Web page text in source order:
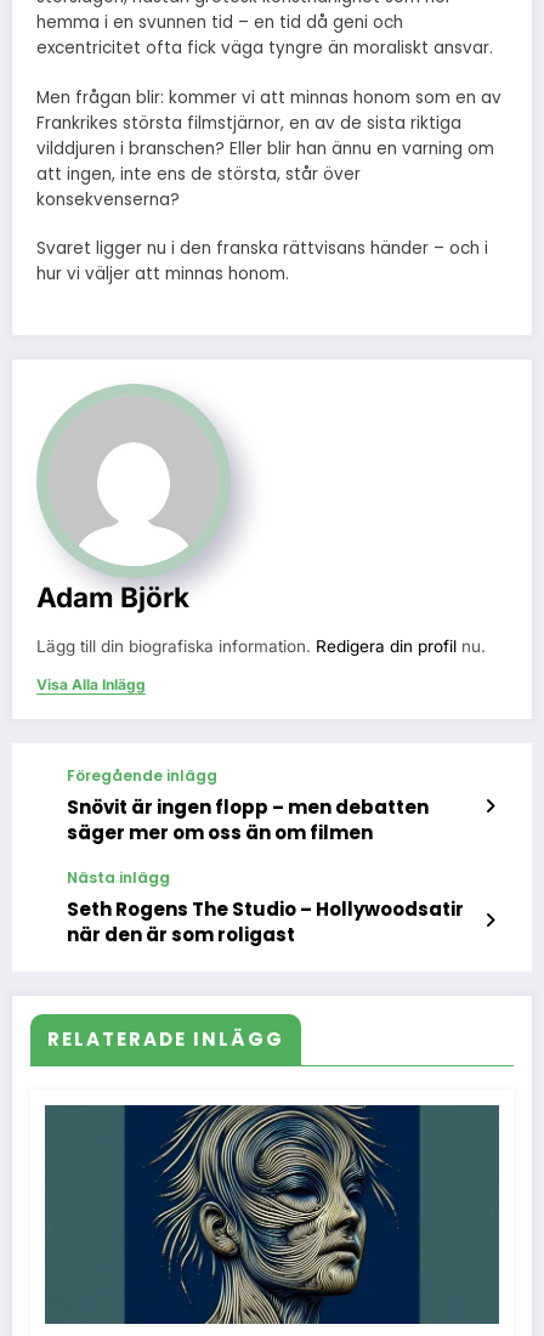
hemma i en svunnen tid – en tid då geni och
excentricitet ofta fick väga tyngre än moraliskt ansvar.
Men frågan blir: kommer vi att minnas honom som en av
Frankrikes största filmstjärnor, en av de sista riktiga
vilddjuren i branschen? Eller blir han ännu en varning om
att ingen, inte ens de största, står över
konsekvenserna?
Svaret ligger nu i den franska rättvisans händer – och i
hur vi väljer att minnas honom.
Adam Björk
Lägg till din biografiska information. Redigera din profil nu.
Visa Alla Inlägg
Föregående inlägg
Snövit är ingen flopp – men debatten
säger mer om oss än om filmen
Nästa inlägg
Seth Rogens The Studio – Hollywoodsatir
när den är som roligast
RELATERADE INLÄGG